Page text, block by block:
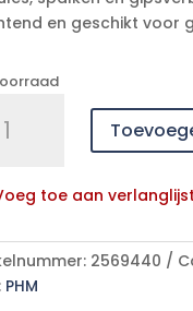
en geschikt voor
toe aan verlanglijst
2569440
PHM